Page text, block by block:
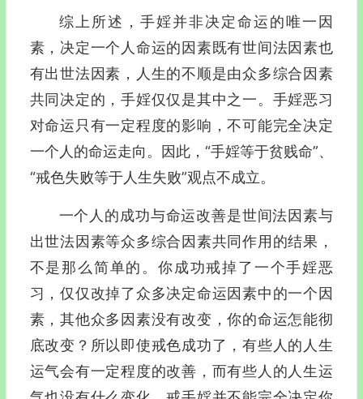
综上所述，手婬并非决定命运的唯一因
素，决定一个人命运的因素既有世间法因素也
有出世法因素，人生的不顺是由众多综合因素
共同决定的，手婬仅仅是其中之一。手婬恶习
对命运只有一定程度的影响，不可能完全决定
一个人的命运走向。因此，“手婬等于贫贱命”、
“戒色失败等于人生失败”观点不成立。
一个人的成功与命运改善是世间法因素与
出世法因素等众多综合因素共同作用的结果，
不是那么简单的。你成功戒掉了一个手婬恶
习，仅仅改掉了众多决定命运因素中的一个因
素，其他众多因素没有改变，你的命运怎能彻
底改变？所以即使戒色成功了，有些人的人生
运气会有一定程度的改善，而有些人的人生运